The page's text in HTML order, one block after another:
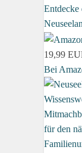
Entdecke
19,99
Bei